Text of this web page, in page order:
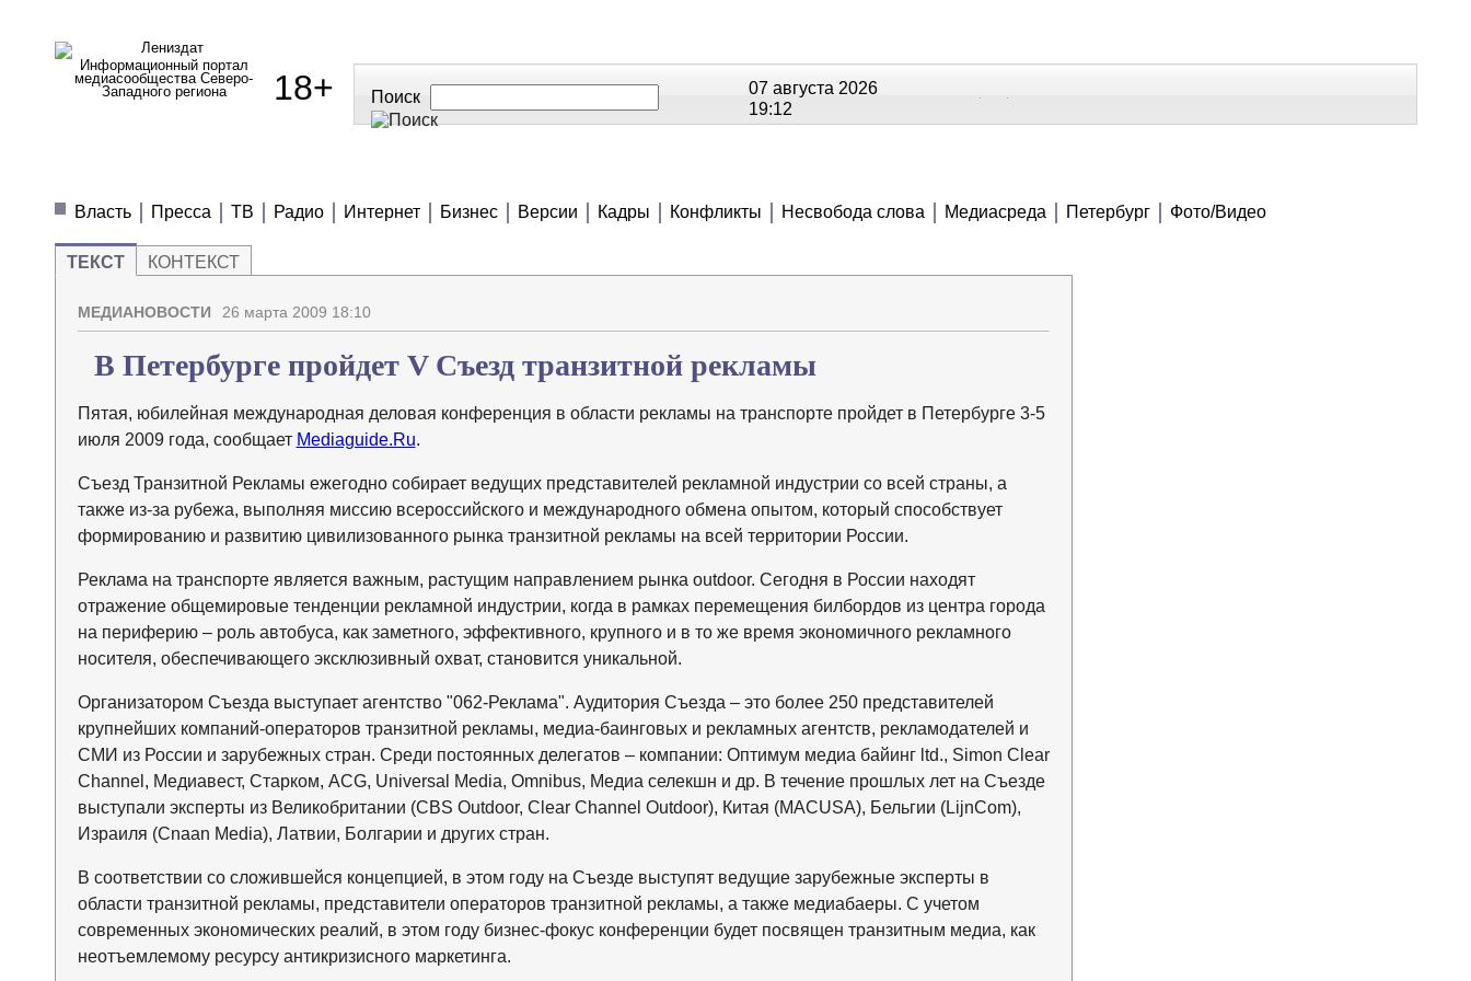
Информационный портал
медиасообщества Северо-
Западного региона
18+ Поиск
07 августа 2026
19:12
Власть
Пресса ТВ Радио Интернет Бизнес Версии Кадры Конфликты Несвобода слова Медиасреда Петербург Фото/Видео
ТЕКСТ КОНТЕКСТ
МЕДИАНОВОСТИ 26 марта 2009 18:10
В Петербурге пройдет V Съезд транзитной рекламы
Пятая, юбилейная международная деловая конференция в области рекламы на транспорте пройдет в Петербурге 3-5
июля 2009 года, сообщает Mediaguide.Ru.
Съезд Транзитной Рекламы ежегодно собирает ведущих представителей рекламной индустрии со всей страны, а
также из-за рубежа, выполняя миссию всероссийского и международного обмена опытом, который способствует
формированию и развитию цивилизованного рынка транзитной рекламы на всей территории России.
Реклама на транспорте является важным, растущим направлением рынка outdoor. Сегодня в России находят
отражение общемировые тенденции рекламной индустрии, когда в рамках перемещения билбордов из центра города
на периферию – роль автобуса, как заметного, эффективного, крупного и в то же время экономичного рекламного
носителя, обеспечивающего эксклюзивный охват, становится уникальной.
Организатором Съезда выступает агентство "062-Реклама". Аудитория Съезда – это более 250 представителей
крупнейших компаний-операторов транзитной рекламы, медиа-баинговых и рекламных агентств, рекламодателей и
СМИ из России и зарубежных стран. Среди постоянных делегатов – компании: Оптимум медиа байинг ltd., Simon Clear
Channel, Медиавест, Старком, ACG, Universal Media, Omnibus, Медиа селекшн и др. В течение прошлых лет на Съезде
выступали эксперты из Великобритании (CBS Outdoor, Clear Channel Outdoor), Китая (MACUSA), Бельгии (LijnCom),
Израиля (Cnaan Media), Латвии, Болгарии и других стран.
В соответствии со сложившейся концепцией, в этом году на Съезде выступят ведущие зарубежные эксперты в
области транзитной рекламы, представители операторов транзитной рекламы, а также медиабаеры. С учетом
современных экономических реалий, в этом году бизнес-фокус конференции будет посвящен транзитным медиа, как
неотъемлемому ресурсу антикризисного маркетинга.